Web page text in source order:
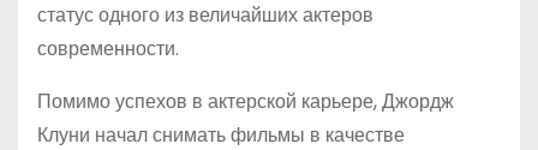
статус одного из величайших актеров
современности.
Помимо успехов в актерской карьере, Джордж
Клуни начал снимать фильмы в качестве